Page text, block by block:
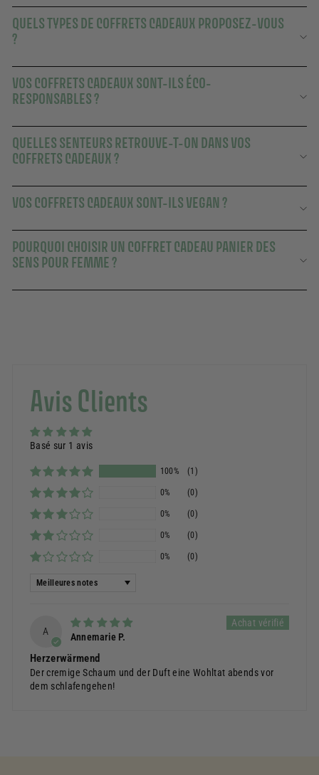
QUELS TYPES DE COFFRETS CADEAUX PROPOSEZ-VOUS
?
VOS COFFRETS CADEAUX SONT-ILS ÉCO-
RESPONSABLES ?
QUELLES SENTEURS RETROUVE-T-ON DANS VOS
COFFRETS CADEAUX ?
VOS COFFRETS CADEAUX SONT-ILS VEGAN ?
POURQUOI CHOISIR UN COFFRET CADEAU PANIER DES
SENS POUR FEMME ?
Avis Clients
Basé sur 1 avis
100% (1)
0% (0)
0% (0)
0% (0)
0% (0)
Sort by
A
Annemarie P.
Herzerwärmend
Der cremige Schaum und der Duft eine Wohltat abends vor
dem schlafengehen!